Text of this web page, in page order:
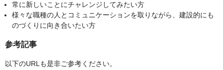
常に新しいことにチャレンジしてみたい方
様々な職種の人とコミュニケーションを取りながら、建設的にも
のづくりに向き合いたい方
参考記事
以下のURLも是非ご参考ください。